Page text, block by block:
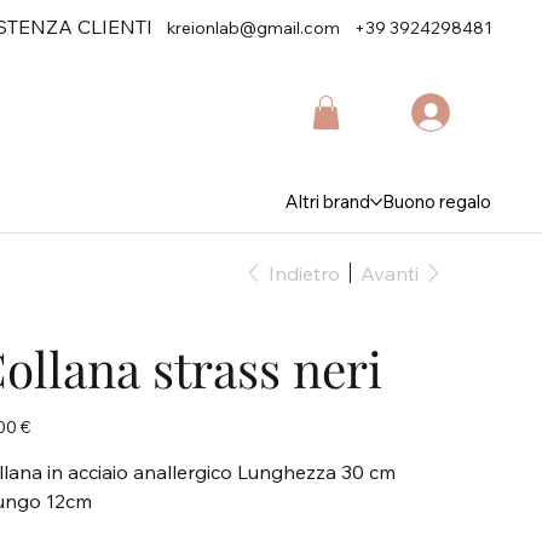
CLIENTI kreionlab@gmail.com +39 3924298481
Altri brand Buono regalo
Indietro Avanti
strass neri
€
in acciaio anallergico Lunghezza 30 cm
12cm